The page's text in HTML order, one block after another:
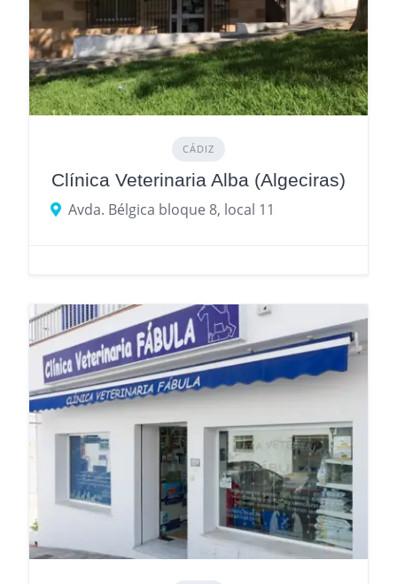
CÁDIZ
Clínica Veterinaria Alba (Algeciras)
Avda. Bélgica bloque 8, local 11